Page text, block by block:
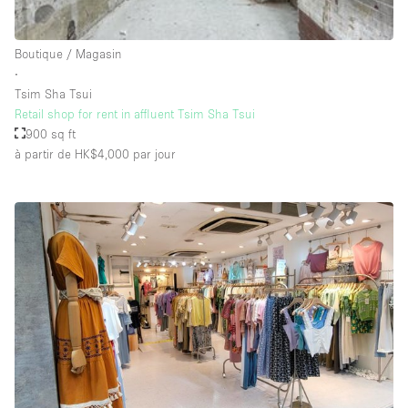
Salle de Bain
Smoking Area
Style Haussmannien
Style Industriel
Surface Habitable
Système de sécurité
Terrace
Toilettes
Water Access
Éclairage
Électricité
Boutique / Magasin
∙
Tsim Sha Tsui
Retail shop for rent in affluent Tsim Sha Tsui
900 sq ft
à partir de HK$4,000 par jour